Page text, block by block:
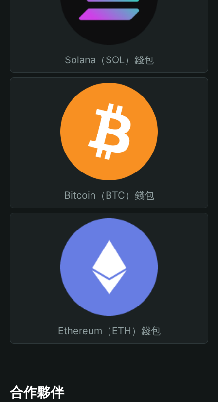
Solana（SOL）錢包
Bitcoin（BTC）錢包
Ethereum（ETH）錢包
合作夥伴